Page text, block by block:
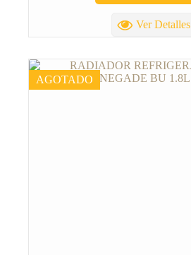
Ver Detalles
AGOTADO